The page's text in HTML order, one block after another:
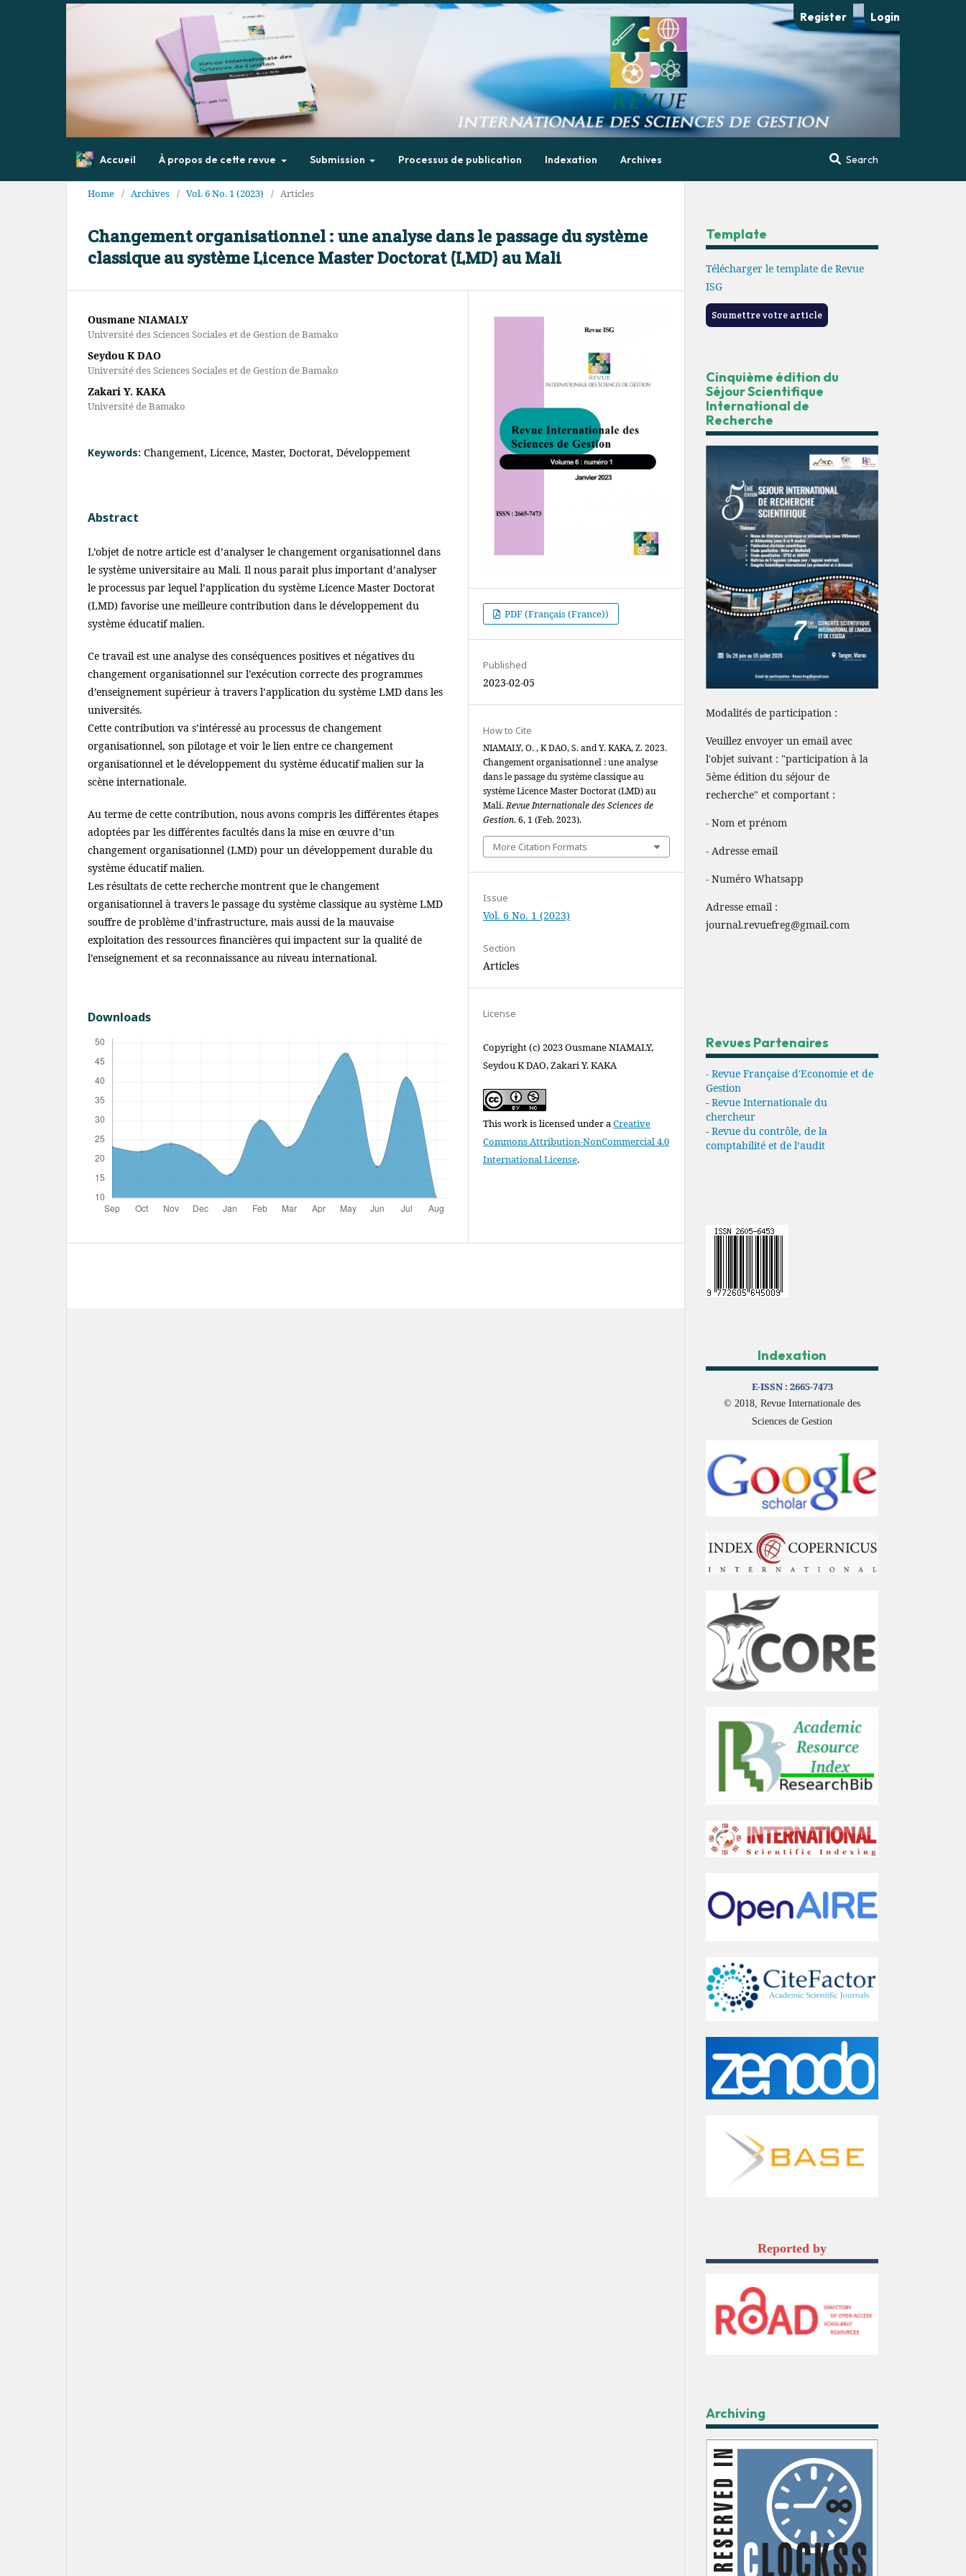
Accueil À propos de cette revue Submission Processus de publication Indexation Archives Search
Register Login
Home / Archives / Vol. 6 No. 1 (2023) / Articles
Changement organisationnel : une analyse dans le passage du système
classique au système Licence Master Doctorat (LMD) au Mali
Ousmane NIAMALY
Université des Sciences Sociales et de Gestion de Bamako
Seydou K DAO
Université des Sciences Sociales et de Gestion de Bamako
Zakari Y. KAKA
Université de Bamako
Keywords: Changement, Licence, Master, Doctorat, Développement
Abstract
L’objet de notre article est d’analyser le changement organisationnel dans
le système universitaire au Mali. Il nous parait plus important d’analyser
le processus par lequel l’application du système Licence Master Doctorat
(LMD) favorise une meilleure contribution dans le développement du
système éducatif malien.
Ce travail est une analyse des conséquences positives et négatives du
changement organisationnel sur l’exécution correcte des programmes
d’enseignement supérieur à travers l’application du système LMD dans les
universités.
Cette contribution va s’intéressé au processus de changement
organisationnel, son pilotage et voir le lien entre ce changement
organisationnel et le développement du système éducatif malien sur la
scène internationale.
Au terme de cette contribution, nous avons compris les différentes étapes
adoptées par les différentes facultés dans la mise en œuvre d’un
changement organisationnel (LMD) pour un développement durable du
système éducatif malien.
Les résultats de cette recherche montrent que le changement
organisationnel à travers le passage du système classique au système LMD
souffre de problème d’infrastructure, mais aussi de la mauvaise
exploitation des ressources financières qui impactent sur la qualité de
l’enseignement et sa reconnaissance au niveau international.
Downloads
PDF (Français (France))
Published
2023-02-05
How to Cite
NIAMALY, O. , K DAO, S. and Y. KAKA, Z. 2023.
Changement organisationnel : une analyse
dans le passage du système classique au
système Licence Master Doctorat (LMD) au
Mali.Revue Internationale des Sciences de
Gestion. 6, 1 (Feb. 2023).
More Citation Formats
Issue
Vol. 6 No. 1 (2023)
Section
Articles
License
Copyright (c) 2023 Ousmane NIAMALY,
Seydou K DAO, Zakari Y. KAKA
This work is licensed under aCreative
Commons Attribution-NonCommercial 4.0
International License.
Template
Télécharger le template de Revue
ISG
Soumettre votre article
Cinquième édition du
Séjour Scientifique
International de
Recherche
Modalités de participation :
Veuillez envoyer un email avec
l'objet suivant : "participation à la
5ème édition du séjour de
recherche" et comportant :
- Nom et prénom
- Adresse email
- Numéro Whatsapp
Adresse email :
journal.revuefreg@gmail.com
Revues Partenaires
- Revue Française d'Economie et de
Gestion
- Revue Internationale du
chercheur
- Revue du contrôle, de la
comptabilité et de l’audit
Indexation
E-ISSN : 2665-7473
© 2018, Revue Internationale des
Sciences de Gestion
Reported by
Archiving